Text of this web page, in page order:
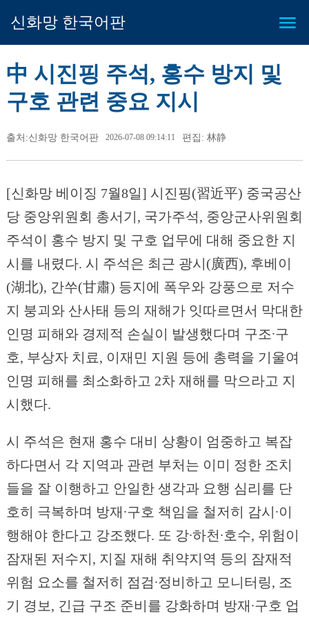
신화망 한국어판
中 시진핑 주석, 홍수 방지 및
구호 관련 중요 지시
출처:신화망 한국어판 2026-07-08 09:14:11 편집: 林静
[신화망 베이징 7월8일] 시진핑(習近平) 중국공산
당 중앙위원회 총서기, 국가주석, 중앙군사위원회
주석이 홍수 방지 및 구호 업무에 대해 중요한 지
시를 내렸다. 시 주석은 최근 광시(廣西), 후베이
(湖北), 간쑤(甘肅) 등지에 폭우와 강풍으로 저수
지 붕괴와 산사태 등의 재해가 잇따르면서 막대한
인명 피해와 경제적 손실이 발생했다며 구조∙구
호, 부상자 치료, 이재민 지원 등에 총력을 기울여
인명 피해를 최소화하고 2차 재해를 막으라고 지
시했다.
시 주석은 현재 홍수 대비 상황이 엄중하고 복잡
하다면서 각 지역과 관련 부처는 이미 정한 조치
들을 잘 이행하고 안일한 생각과 요행 심리를 단
호히 극복하며 방재∙구호 책임을 철저히 감시∙이
행해야 한다고 강조했다. 또 강∙하천∙호수, 위험이
잠재된 저수지, 지질 재해 취약지역 등의 잠재적
위험 요소를 철저히 점검∙정비하고 모니터링, 조
기 경보, 긴급 구조 준비를 강화하며 방재∙구호 업